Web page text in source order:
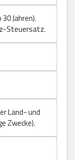
Jahren).
Steuersatz.
Land- und
Zwecke).